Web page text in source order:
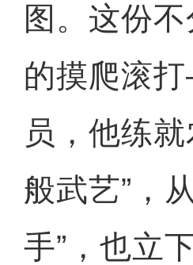
图。这份
的摸爬滚
员，他练
般武艺”，
手”，也立